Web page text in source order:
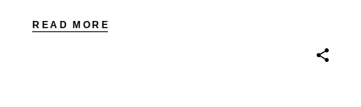
READ MORE